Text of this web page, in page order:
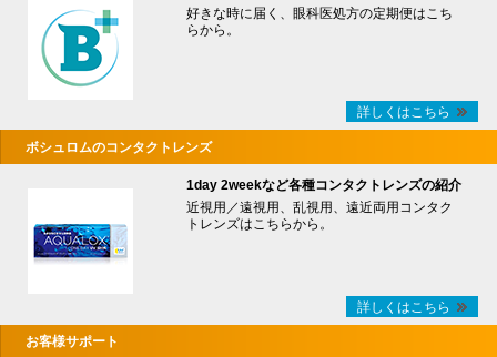
好きな時に届く、眼科医処方の定期便はこち
らから。
詳しくはこちら
ボシュロムのコンタクトレンズ
1day 2weekなど各種コンタクトレンズの紹介
近視用／遠視用、乱視用、遠近両用コンタク
トレンズはこちらから。
詳しくはこちら
お客様サポート